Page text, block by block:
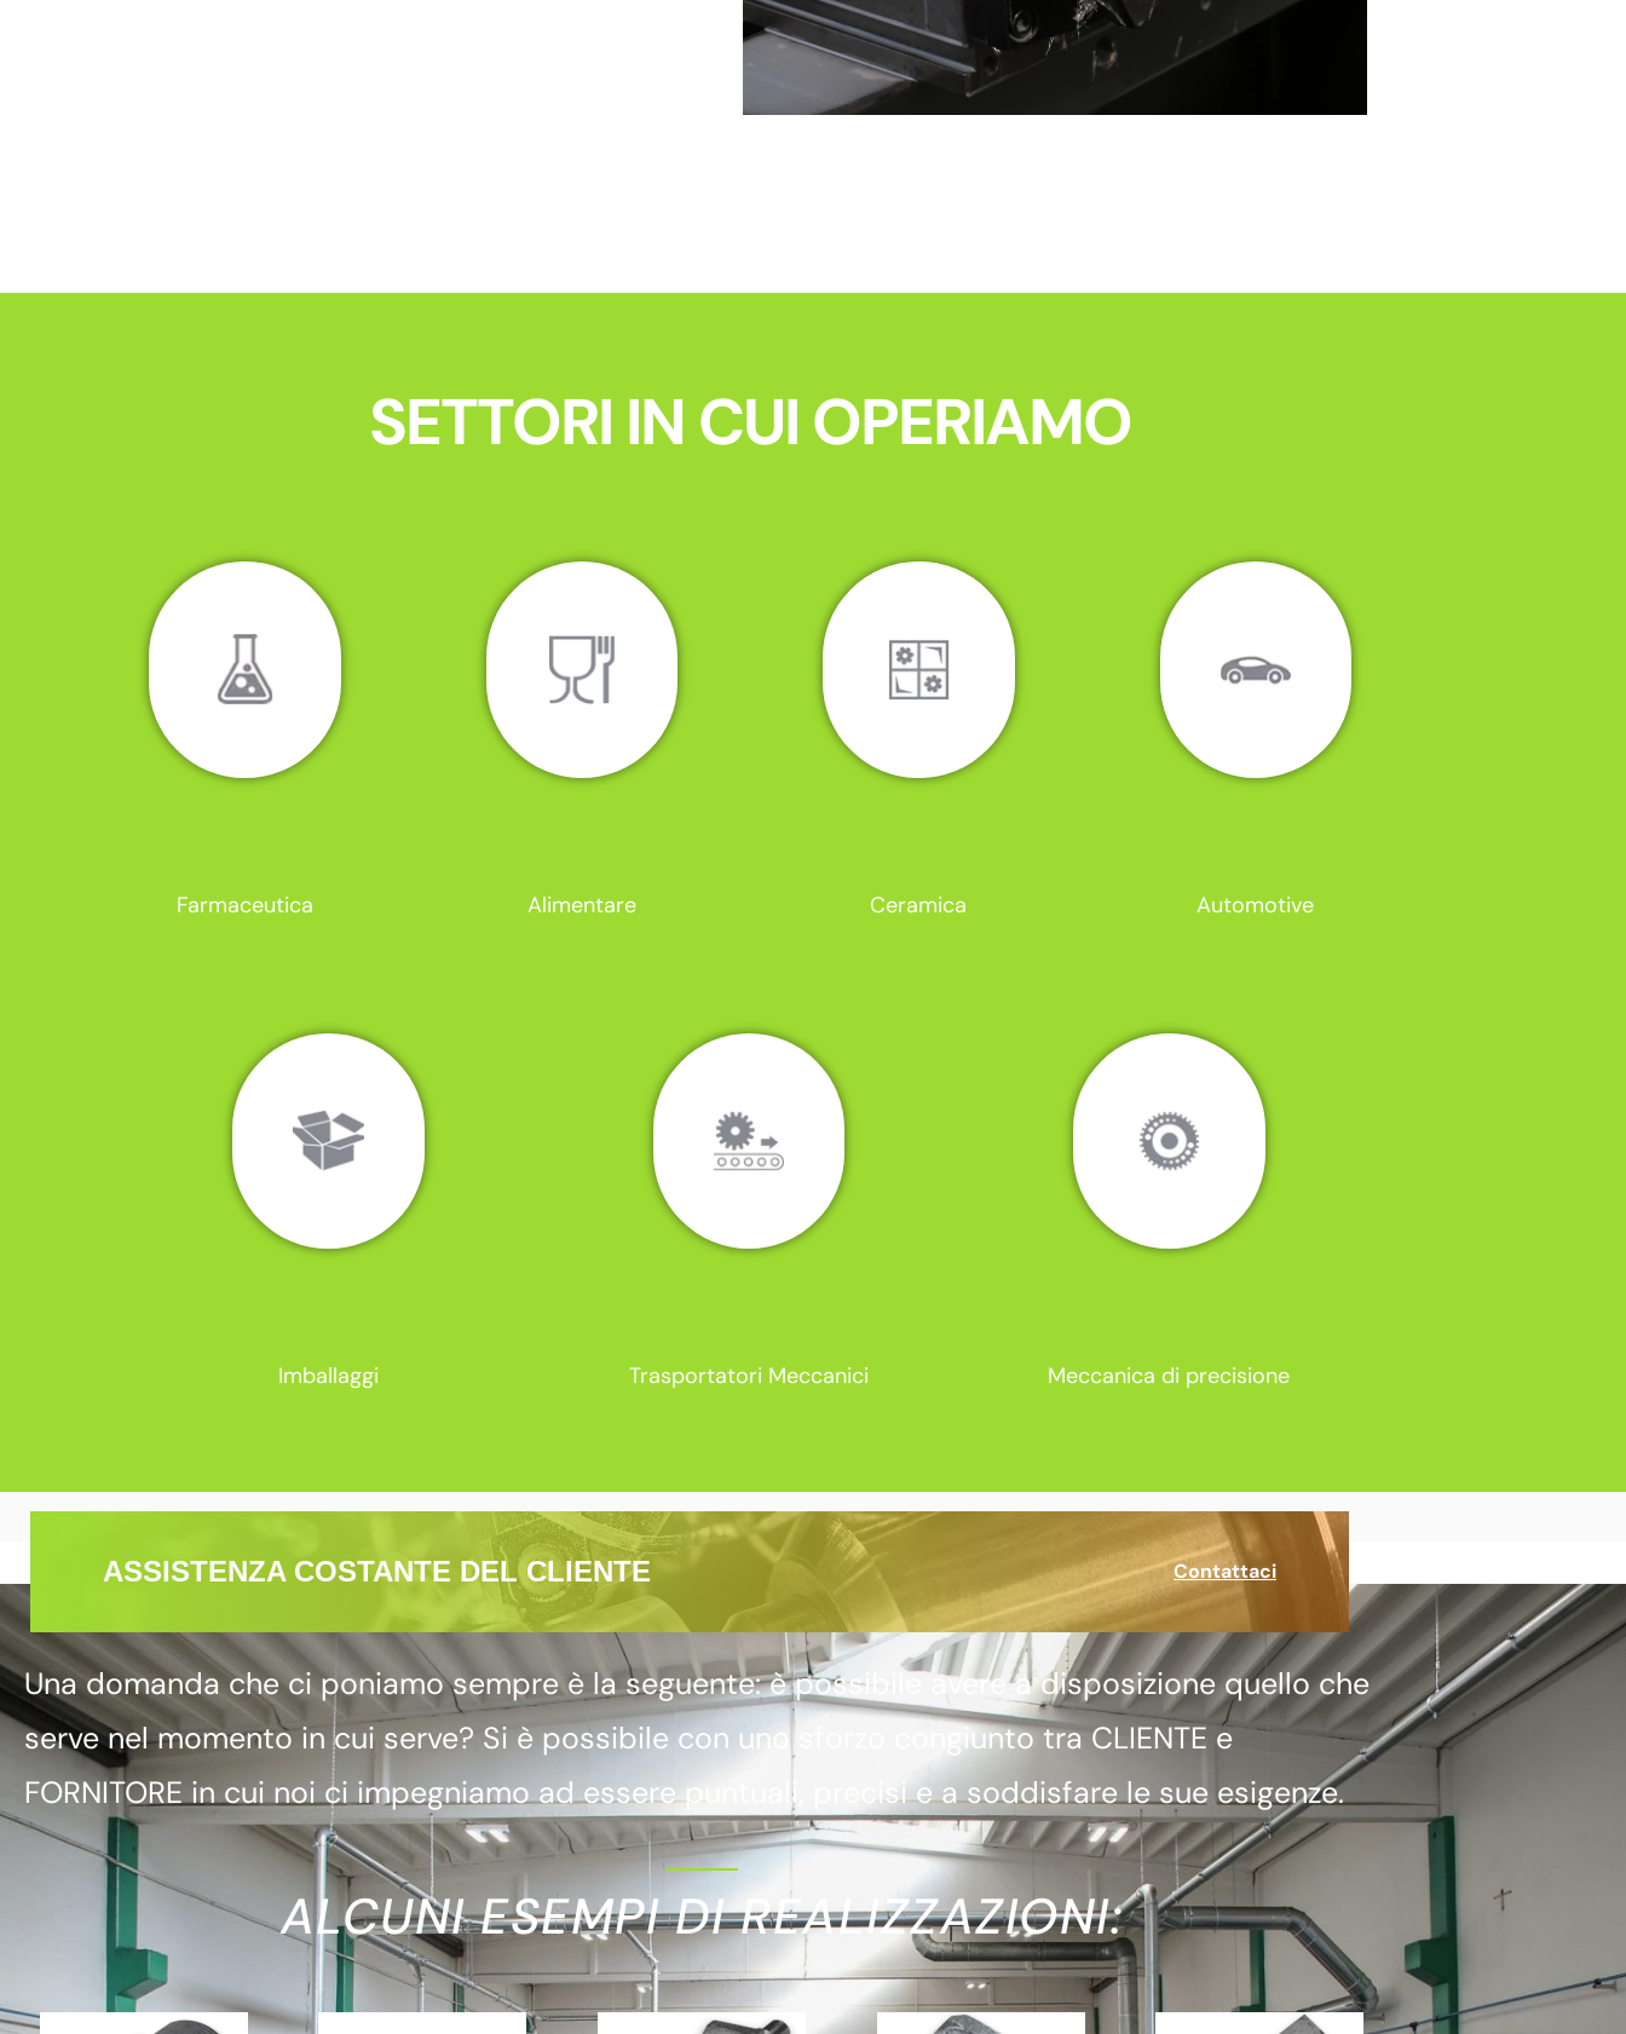
SETTORI IN CUI OPERIAMO
Farmaceutica Alimentare Ceramica Automotive
Imballaggi Trasportatori Meccanici Meccanica di precisione
ASSISTENZA COSTANTE DEL CLIENTE Contattaci
Una domanda che ci poniamo sempre è la seguente: è possibile avere a disposizione quello che
serve nel momento in cui serve? Si è possibile con uno sforzo congiunto tra CLIENTE e
FORNITORE in cui noi ci impegniamo ad essere puntuali, precisi e a soddisfare le sue esigenze.
ALCUNI ESEMPI DI REALIZZAZIONI: